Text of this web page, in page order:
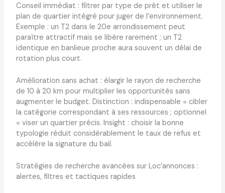
Conseil immédiat : filtrer par type de prêt et utiliser le
plan de quartier intégré pour juger de l’environnement.
Exemple : un T2 dans le 20e arrondissement peut
paraître attractif mais se libère rarement ; un T2
identique en banlieue proche aura souvent un délai de
rotation plus court.
Amélioration sans achat : élargir le rayon de recherche
de 10 à 20 km pour multiplier les opportunités sans
augmenter le budget. Distinction : indispensable = cibler
la catégorie correspondant à ses ressources ; optionnel
= viser un quartier précis. Insight : choisir la bonne
typologie réduit considérablement le taux de refus et
accélère la signature du bail.
Stratégies de recherche avancées sur Loc’annonces :
alertes, filtres et tactiques rapides